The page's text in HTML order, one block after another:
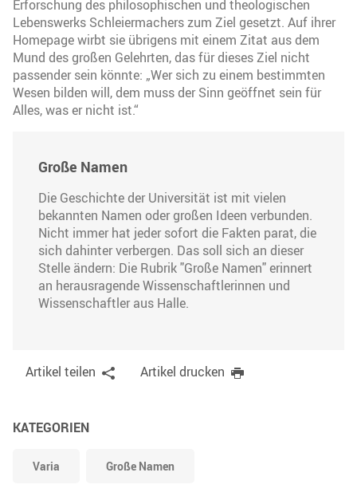
Erforschung des philosophischen und theologischen
Lebenswerks Schleiermachers zum Ziel gesetzt. Auf ihrer
Homepage wirbt sie übrigens mit einem Zitat aus dem
Mund des großen Gelehrten, das für dieses Ziel nicht
passender sein könnte: „Wer sich zu einem bestimmten
Wesen bilden will, dem muss der Sinn geöffnet sein für
Alles, was er nicht ist.“
Große Namen
Die Geschichte der Universität ist mit vielen
bekannten Namen oder großen Ideen verbunden.
Nicht immer hat jeder sofort die Fakten parat, die
sich dahinter verbergen. Das soll sich an dieser
Stelle ändern: Die Rubrik "Große Namen" erinnert
an herausragende Wissenschaftlerinnen und
Wissenschaftler aus Halle.
Artikel teilen Artikel drucken
KATEGORIEN
Varia Große Namen